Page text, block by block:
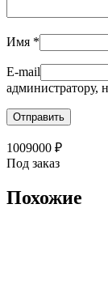
Имя *
E-mail
администратору,
1009000 ₽
Под заказ
Похожие